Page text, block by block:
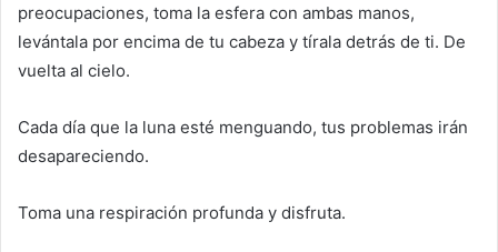
preocupaciones, toma la esfera con ambas manos,
levántala por encima de tu cabeza y tírala detrás de ti. De
vuelta al cielo.
Cada día que la luna esté menguando, tus problemas irán
desapareciendo.
Toma una respiración profunda y disfruta.